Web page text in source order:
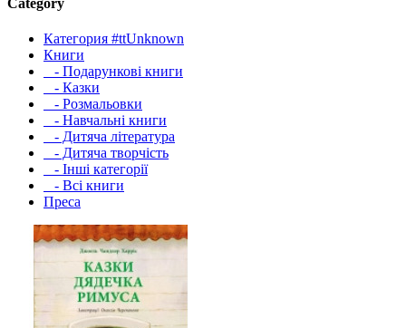
Category
Категория #ttUnknown
Книги
- Подарункові книги
- Казки
- Розмальовки
- Навчальні книги
- Дитяча література
- Дитяча творчість
- Інші категорії
- Всі книги
Преса